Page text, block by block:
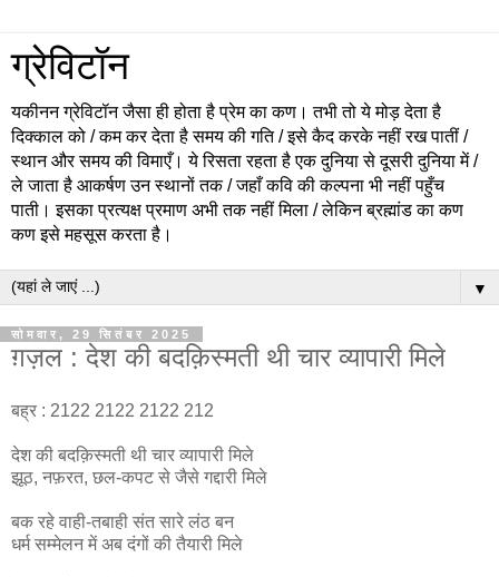
ग्रेविटॉन
यकीनन ग्रेविटॉन जैसा ही होता है प्रेम का कण। तभी तो ये मोड़ देता है
दिक्काल को / कम कर देता है समय की गति / इसे कैद करके नहीं रख पातीं /
स्थान और समय की विमाएँ। ये रिसता रहता है एक दुनिया से दूसरी दुनिया में /
ले जाता है आकर्षण उन स्थानों तक / जहाँ कवि की कल्पना भी नहीं पहुँच
पाती। इसका प्रत्यक्ष प्रमाण अभी तक नहीं मिला / लेकिन ब्रह्मांड का कण
कण इसे महसूस करता है।
▼
सोमवार, 29 सितंबर 2025
ग़ज़ल : देश की बदक़िस्मती थी चार व्यापारी मिले
बह्र : 2122 2122 2122 212
देश की बदक़िस्मती थी चार व्यापारी मिले
झूठ, नफ़रत, छल-कपट से जैसे गद्दारी मिले
बक रहे वाही-तबाही संत सारे लंठ बन
धर्म सम्मेलन में अब दंगों की तैयारी मिले